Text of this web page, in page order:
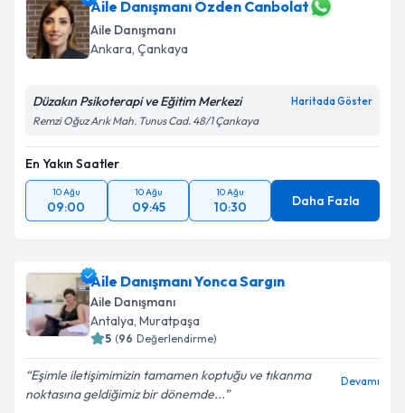
Aile Danışmanı Özden Canbolat
Aile Danışmanı
Ankara, Çankaya
Düzakın Psikoterapi ve Eğitim Merkezi
Remzi Oğuz Arık Mah. Tunus Cad. 48/1 Çankaya
En Yakın Saatler
10 Ağu
09:00
10 Ağu
09:45
10 Ağu
10:30 Daha Fazla
Aile Danışmanı Yonca Sargın
Aile Danışmanı
Antalya,Muratpaşa
( Değerlendirme)
Eşimle iletişimimizin tamamen koptuğu ve tıkanma
noktasına geldiğimiz bir dönemde...